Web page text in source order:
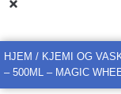
HJEM / KJEMI OG
– 500ML – MAGIC